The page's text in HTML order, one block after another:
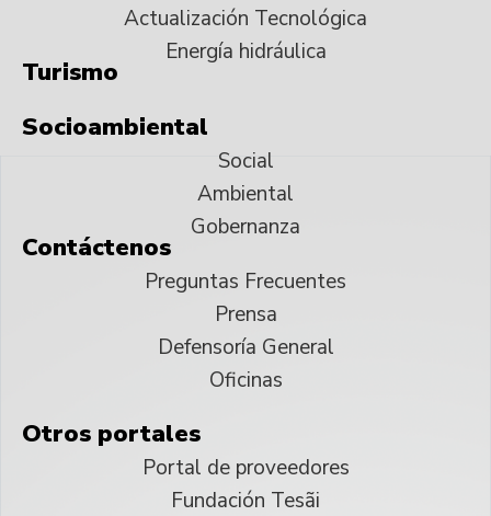
Actualización Tecnológica
Energía hidráulica
Turismo
Socioambiental
Social
Ambiental
Gobernanza
Contáctenos
Preguntas Frecuentes
Prensa
Defensoría General
Oficinas
Otros portales
Portal de proveedores
Fundación Tesãi